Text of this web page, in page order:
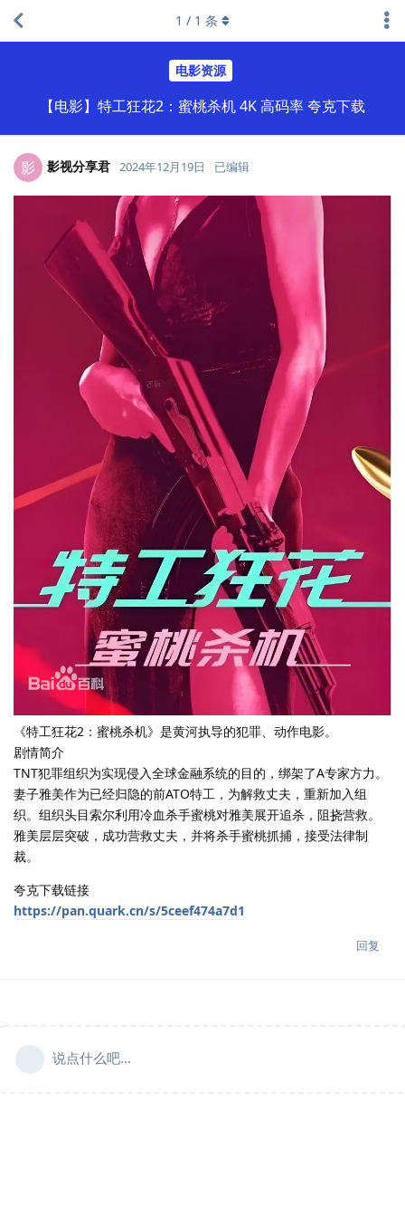
电影资源
【电影】特工狂花2：蜜桃杀机 4K 高码率 夸克下载
1 / 1 条
影 影视分享君 2024年12月19日 已编辑
《特工狂花2：蜜桃杀机》是黄河执导的犯罪、动作电影。
剧情简介
TNT犯罪组织为实现侵入全球金融系统的目的，绑架了A专家方力。
妻子雅美作为已经归隐的前ATO特工，为解救丈夫，重新加入组
织。组织头目索尔利用冷血杀手蜜桃对雅美展开追杀，阻挠营救。
雅美层层突破，成功营救丈夫，并将杀手蜜桃抓捕，接受法律制
裁。
夸克下载链接
https://pan.quark.cn/s/5ceef474a7d1
回复
说点什么吧...